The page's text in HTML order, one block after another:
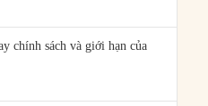
chính sách và giới hạn của